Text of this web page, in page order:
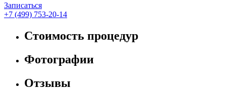
Записаться
+7 (499) 753-20-14
Стоимость процедур
Фотографии
Отзывы